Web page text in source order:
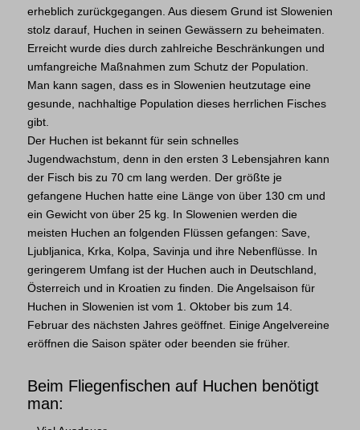
erheblich zurückgegangen. Aus diesem Grund ist Slowenien
stolz darauf, Huchen in seinen Gewässern zu beheimaten.
Erreicht wurde dies durch zahlreiche Beschränkungen und
umfangreiche Maßnahmen zum Schutz der Population.
Man kann sagen, dass es in Slowenien heutzutage eine
gesunde, nachhaltige Population dieses herrlichen Fisches
gibt.
Der Huchen ist bekannt für sein schnelles
Jugendwachstum, denn in den ersten 3 Lebensjahren kann
der Fisch bis zu 70 cm lang werden. Der größte je
gefangene Huchen hatte eine Länge von über 130 cm und
ein Gewicht von über 25 kg. In Slowenien werden die
meisten Huchen an folgenden Flüssen gefangen: Save,
Ljubljanica, Krka, Kolpa, Savinja und ihre Nebenflüsse. In
geringerem Umfang ist der Huchen auch in Deutschland,
Österreich und in Kroatien zu finden. Die Angelsaison für
Huchen in Slowenien ist vom 1. Oktober bis zum 14.
Februar des nächsten Jahres geöffnet. Einige Angelvereine
eröffnen die Saison später oder beenden sie früher.
Beim Fliegenfischen auf Huchen benötigt
man: